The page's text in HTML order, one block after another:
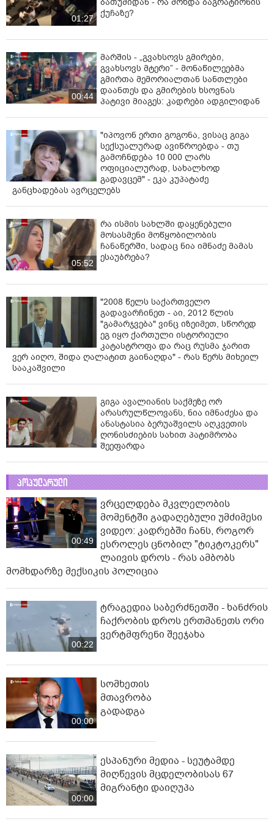
01:27
ქუჩაზე?
00:44
მარშის - „გვახსოვს გმირები,
გვახსოვს მტერი” - მონაწილეებმა
გმირთა მემორიალთან სანთლები
დაანთეს და გმირების ხსოვნას
პატივი მიაგეს: კადრები ადგილიდან
"იპოვონ ერთი გოგონა, ვისაც გიგა
სექსუალურად ავიწროებდა - თუ
გამოჩნდება 10 000 ლარს
ოფიციალურად, სახალხოდ
გადავცემ" - ეკა კუპატაძე
განცხადებას ავრცელებს
05:52
რა ისმის სახლში დაყენებული
მოსასმენი მოწყობილობის
ჩანაწერში, სადაც ნია იმნაძე მამას
ესაუბრება?
"2008 წელს საქართველო
გადავარჩინეთ - აი, 2012 წლის
"გამარჯვება" ვინც იზეიმეთ, სწორედ
ეგ იყო ქართული ისტორიული
კატასტროფა და რაც რუსმა ჯარით
ვერ აიღო, შიდა ღალატით გაინაღდა" - რას წერს მიხეილ
სააკაშვილი
გიგა ავალიანის საქმეზე ორ
არასრულწლოვანს, ნია იმნაძესა და
ანასტასია ბერუაშვილს აღკვეთის
ღონისძიების სახით პატიმრობა
შეეფარდა
პოპულარული
00:49
ვრცელდება მკვლელობის
მომენტში გადაღებული უმძიმესი
ვიდეო: კადრებში ჩანს, როგორ
ესროლეს ცნობილ "ტიკტოკერს"
ლაივის დროს - რას ამბობს
მომხდარზე მექსიკის პოლიცია
00:22
ტრაგედია საბერძნეთში - ხანძრის
ჩაქრობის დროს ერთმანეთს ორი
ვერტმფრენი შეეჯახა
00:00
სომხეთის
მთავრობა
გადადგა
00:00
ესპანური მედია - სეუტამდე
მიღწევის მცდელობისას 67
მიგრანტი დაიღუპა